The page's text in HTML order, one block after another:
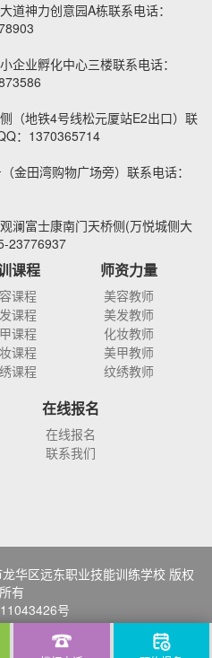
道神力创意园A栋联系电话：
企业孵化中心三楼联系电话：
（地铁4号线松元厦站E2出口）联
：1370365714
金田湾购物广场旁）联系电话：
澜富士康南门天桥侧(万悦城侧大
23776937
课程
课程
课程
课程
课程
课程
师资力量
美容教师
美发教师
化妆教师
美甲教师
纹绣教师
在线报名
在线报名
联系我们
华区远东职业技能训练学校 版权
所有
号